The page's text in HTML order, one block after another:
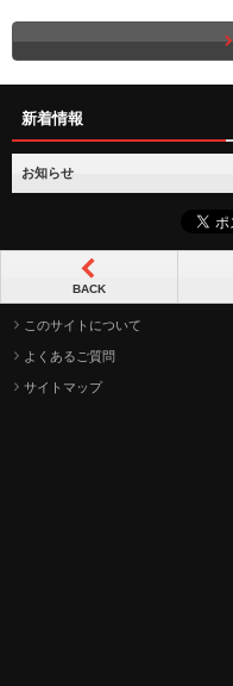
新着情報
お知らせ
BACK
このサイトについて
よくあるご質問
サイトマップ